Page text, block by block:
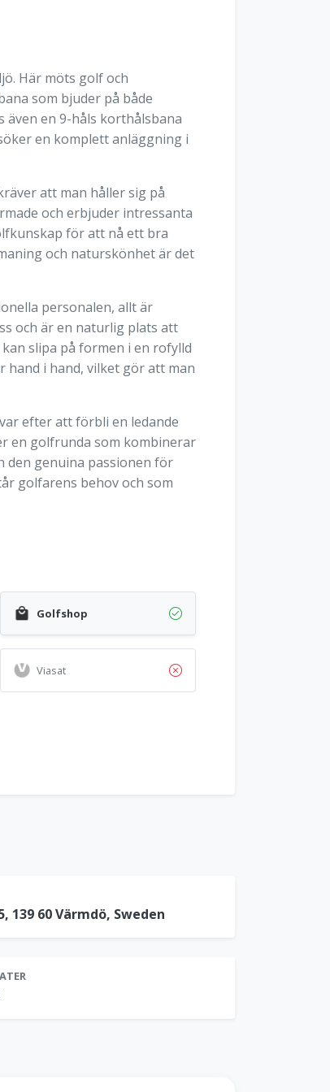
Här möts golf och
som bjuder på både
en 9-håls korthålsbana
en komplett anläggning i
att man håller sig på
och erbjuder intressanta
för att nå ett bra
och naturskönhet är det
personalen, allt är
och är en naturlig plats att
slipa på formen i en rofylld
hand i hand, vilket gör att man
efter att förbli en ledande
en golfrunda som kombinerar
den genuina passionen för
golfarens behov och som
Golfshop
Viasat
139 60 Värmdö, Sweden